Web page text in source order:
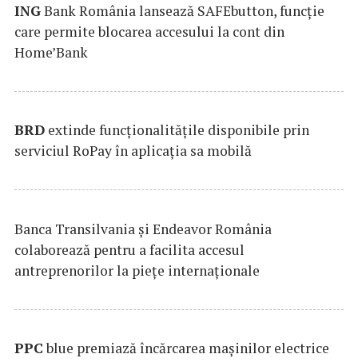
INGBank România lansează SAFEbutton, funcţie
care permite blocarea accesului la cont din
Home’Bank
BRD extinde funcţionalităţile disponibile prin
serviciul RoPay în aplicaţia sa mobilă
Banca Transilvania şi Endeavor România
colaborează pentru a facilita accesul
antreprenorilor la pieţe internaţionale
PPCblue premiază încărcarea maşinilor electrice